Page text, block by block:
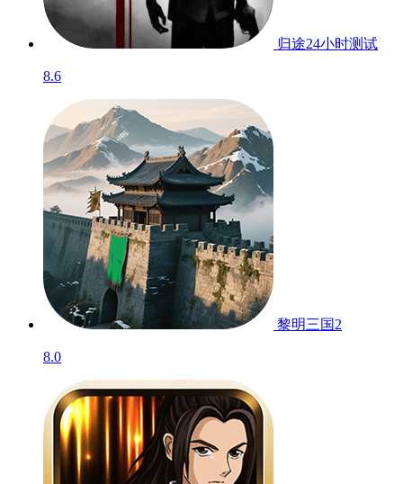
归途24小时测试
8.6
黎明三国2
8.0